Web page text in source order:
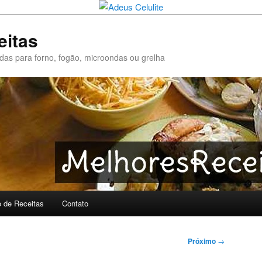
para forno, fogão, microondas ou grelha
de Receitas Contato
Próximo →